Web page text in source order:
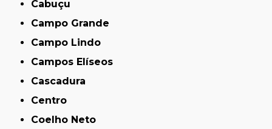
Cabuçu
Campo Grande
Campo Lindo
Campos Elíseos
Cascadura
Centro
Coelho Neto